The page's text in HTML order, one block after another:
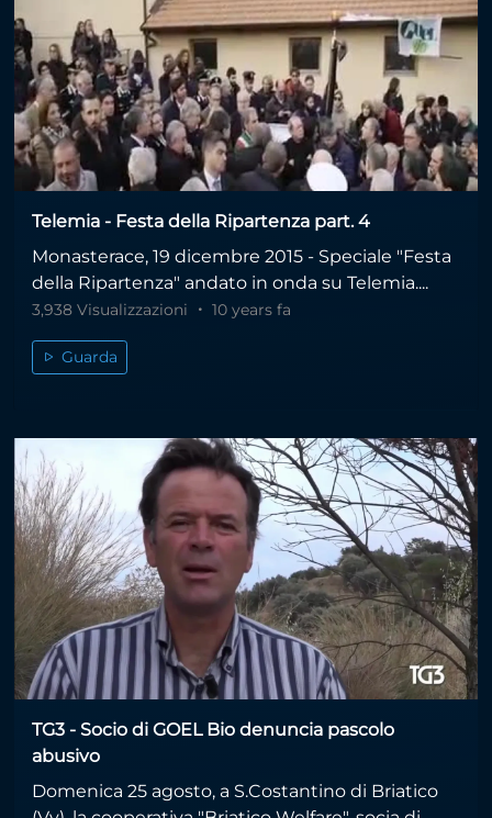
Telemia - Festa della Ripartenza part. 4
Monasterace, 19 dicembre 2015 - Speciale "Festa
della Ripartenza" andato in onda su Telemia....
3,938 Visualizzazioni 10 years fa
Guarda
TG3 - Socio di GOEL Bio denuncia pascolo
abusivo
Domenica 25 agosto, a S.Costantino di Briatico